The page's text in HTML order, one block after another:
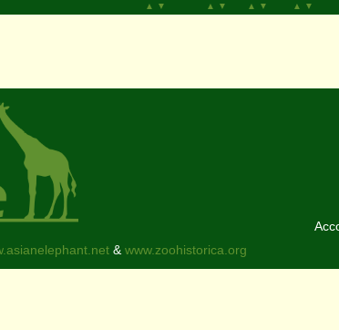
▲
▼
▲
▼
▲
▼
▲
▼
&www.zoohistorica.org